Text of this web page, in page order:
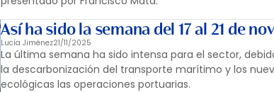
Así ha sido la semana del 17 al 21 de
Lucía Jiménez21/11/2025
La última semana ha sido intensa para el sector,
la descarbonización del transporte marítimo y los
ecológicas las operaciones portuarias.